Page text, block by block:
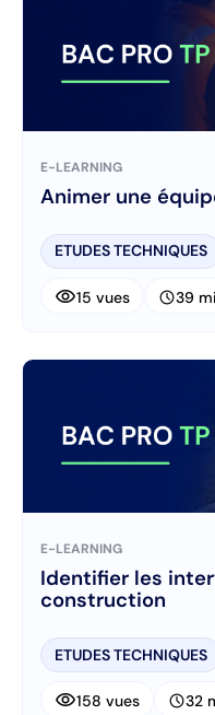
E-LEARNING
Animer une
ETUDES TECHNIQUES
visibility15 vues schedule39
E-LEARNING
Identifier les
construction
ETUDES TECHNIQUES
visibility158 vues schedule32